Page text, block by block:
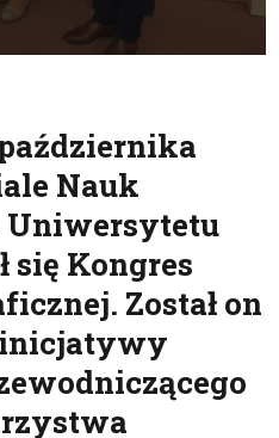
Nauk
Uniwersytetu
się Kongres
Został on